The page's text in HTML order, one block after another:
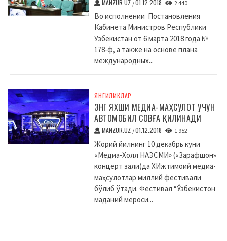
MANZUR.UZ /01.12.2018 2 440
Во исполнении Постановления
Кабинета Министров Республики
Узбекистан от 6 марта 2018 года №
178-ф, а также на основе плана
международных...
ЯНГИЛИКЛАР
ЭНГ ЯХШИ МЕДИА-МАҲСУЛОТ УЧУН
АВТОМОБИЛ СОВҒА ҚИЛИНАДИ
MANZUR.UZ /01.12.2018 1 952
Жорий йилнинг 10 декабрь куни
«Медиа-Холл НАЭСМИ» («Зарафшон»
концерт зали)да XИжтимоий медиа-
маҳсулотлар миллий фестивали
бўлиб ўтади. Фестивал “Ўзбекистон
маданий мероси...